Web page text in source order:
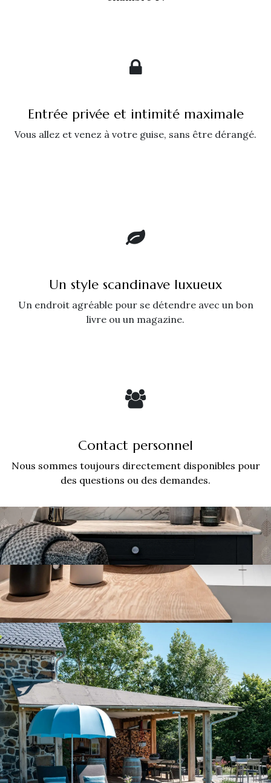
Entrée privée et intimité maximale
Vous allez et venez à votre guise, sans être dérangé.
Un style scandinave luxueux
Un endroit agréable pour se détendre avec un bon
livre ou un magazine.
Contact personnel
Nous sommes toujours directement disponibles pour
des questions ou des demandes.